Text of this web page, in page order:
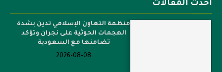
أحدث المقالات
منظمة التعاون الإسلامي تدين بشدة
الهجمات الحوثية على نجران وتؤكد
تضامنها مع السعودية
2026-08-08